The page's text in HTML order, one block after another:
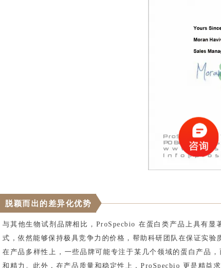
脱颖而出的差异化优势
与其他生物试剂品牌相比，ProSpecbio 在蛋白类产品上具有
式，依然能够保持极具竞争力的价格，帮助科研团队在保证实验
在产品多样性上，一些品牌可能专注于某几个领域的蛋白产品
和精力。此外，在产品质量和稳定性上，ProSpecbio 更是精益